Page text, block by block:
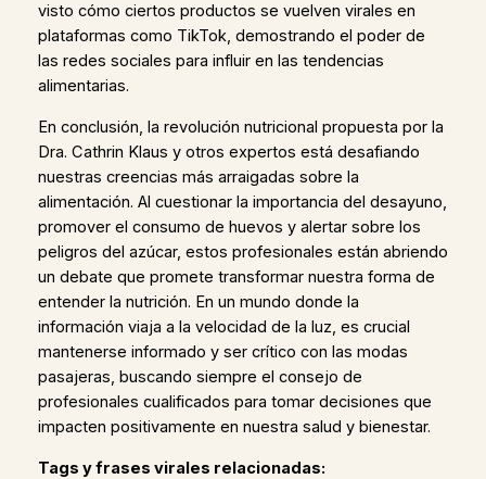
visto cómo ciertos productos se vuelven virales en
plataformas como TikTok, demostrando el poder de
las redes sociales para influir en las tendencias
alimentarias.
En conclusión, la revolución nutricional propuesta por la
Dra. Cathrin Klaus y otros expertos está desafiando
nuestras creencias más arraigadas sobre la
alimentación. Al cuestionar la importancia del desayuno,
promover el consumo de huevos y alertar sobre los
peligros del azúcar, estos profesionales están abriendo
un debate que promete transformar nuestra forma de
entender la nutrición. En un mundo donde la
información viaja a la velocidad de la luz, es crucial
mantenerse informado y ser crítico con las modas
pasajeras, buscando siempre el consejo de
profesionales cualificados para tomar decisiones que
impacten positivamente en nuestra salud y bienestar.
Tags y frases virales relacionadas: